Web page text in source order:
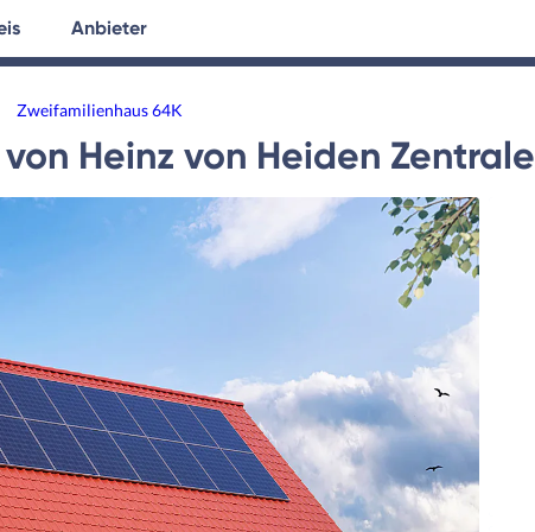
Hausplanung
Zweifamilienhaus 64K
von Heinz von Heiden Zentrale
Anbieter